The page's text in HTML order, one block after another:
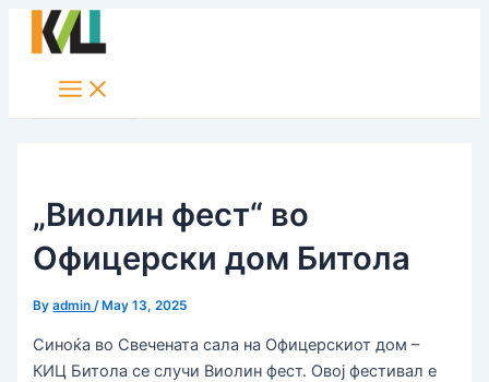
Skip
Main
Menu
„Виолин фест“ во
Офицерски дом Битола
Byadmin/ May 13, 2025
Синоќа во Свечената сала на Офицерскиот дом –
КИЦ Битола се случи Виолин фест. Овој фестивал е
Post
navigation